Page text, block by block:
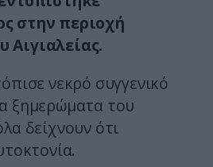
στην περιοχή
νεκρό συγγενικό
ξημερώματα του
δείχνουν ότι